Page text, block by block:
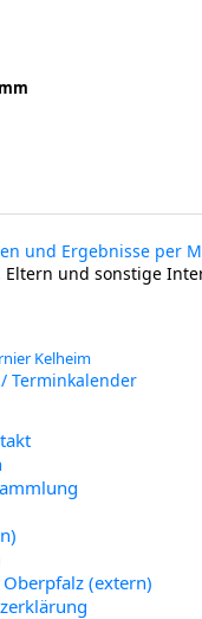
und Ergebnisse per
Eltern und sonstige
Kelheim
Terminkalender
(extern)